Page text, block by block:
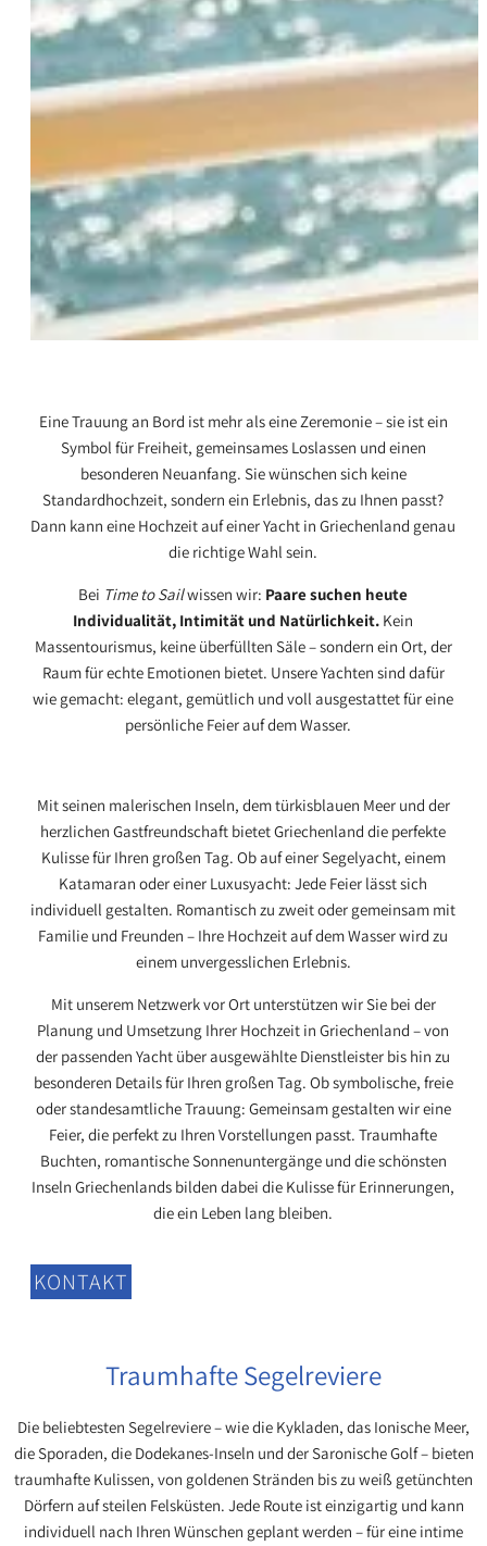
Eine Trauung an Bord ist mehr als eine Zeremonie – sie ist ein
Symbol für Freiheit, gemeinsames Loslassen und einen
besonderen Neuanfang. Sie wünschen sich keine
Standardhochzeit, sondern ein Erlebnis, das zu Ihnen passt?
Dann kann eine Hochzeit auf einer Yacht in Griechenland genau
die richtige Wahl sein.
Bei Time to Sailwissen wir: Paare suchen heute
Individualität, Intimität und Natürlichkeit. Kein
Massentourismus, keine überfüllten Säle – sondern ein Ort, der
Raum für echte Emotionen bietet. Unsere Yachten sind dafür
wie gemacht: elegant, gemütlich und voll ausgestattet für eine
persönliche Feier auf dem Wasser.
Mit seinen malerischen Inseln, dem türkisblauen Meer und der
herzlichen Gastfreundschaft bietet Griechenland die perfekte
Kulisse für Ihren großen Tag. Ob auf einer Segelyacht, einem
Katamaran oder einer Luxusyacht: Jede Feier lässt sich
individuell gestalten. Romantisch zu zweit oder gemeinsam mit
Familie und Freunden – Ihre Hochzeit auf dem Wasser wird zu
einem unvergesslichen Erlebnis.
Mit unserem Netzwerk vor Ort unterstützen wir Sie bei der
Planung und Umsetzung Ihrer Hochzeit in Griechenland – von
der passenden Yacht über ausgewählte Dienstleister bis hin zu
besonderen Details für Ihren großen Tag. Ob symbolische, freie
oder standesamtliche Trauung: Gemeinsam gestalten wir eine
Feier, die perfekt zu Ihren Vorstellungen passt. Traumhafte
Buchten, romantische Sonnenuntergänge und die schönsten
Inseln Griechenlands bilden dabei die Kulisse für Erinnerungen,
die ein Leben lang bleiben.
KONTAKT
Traumhafte Segelreviere
Die beliebtesten Segelreviere – wie die Kykladen, das Ionische Meer,
die Sporaden, die Dodekanes-Inseln und der Saronische Golf – bieten
traumhafte Kulissen, von goldenen Stränden bis zu weiß getünchten
Dörfern auf steilen Felsküsten. Jede Route ist einzigartig und kann
individuell nach Ihren Wünschen geplant werden – für eine intime